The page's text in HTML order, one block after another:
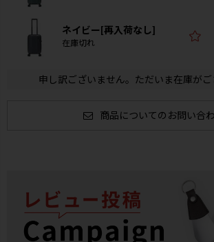
ネイビー[再入荷なし]
在庫切れ
申し訳ございません。ただいま在庫がご
商品についてのお問い合